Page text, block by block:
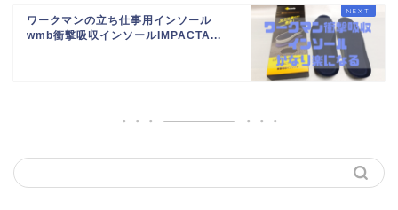
ワークマンの立ち仕事用インソール
wmb衝撃吸収インソールIMPACTA...